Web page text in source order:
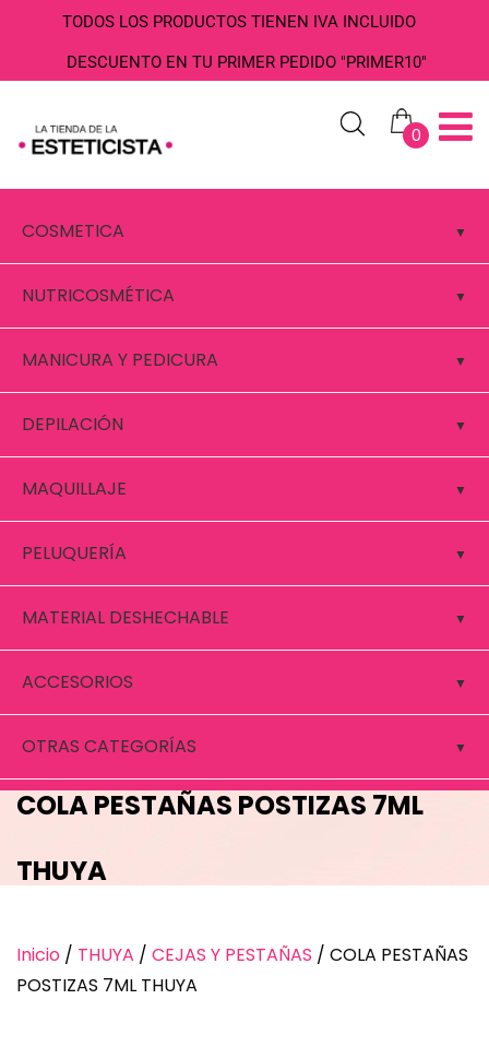
TODOS LOS PRODUCTOS TIENEN IVA INCLUIDO
DESCUENTO EN TU PRIMER PEDIDO "PRIMER10"
0
COSMETICA
NUTRICOSMÉTICA
MANICURA Y PEDICURA
DEPILACIÓN
MAQUILLAJE
PELUQUERÍA
MATERIAL DESHECHABLE
ACCESORIOS
OTRAS CATEGORÍAS
COLA PESTAÑAS POSTIZAS 7ML
THUYA
Inicio / THUYA / CEJAS Y PESTAÑAS / COLA PESTAÑAS
POSTIZAS 7ML THUYA